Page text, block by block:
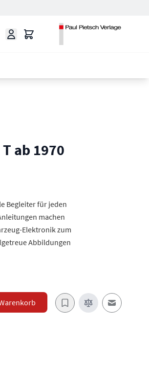
Warenkorb
ab 1970
Begleiter für jeden
machen
Elektronik zum
Abbildungen
E-Mail an